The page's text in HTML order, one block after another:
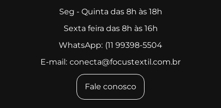
Seg - Quinta das 8h às 18h
Sexta feira das 8h às 16h
WhatsApp: (11 99398-5504
E-mail: conecta@focustextil.com.br
Fale conosco